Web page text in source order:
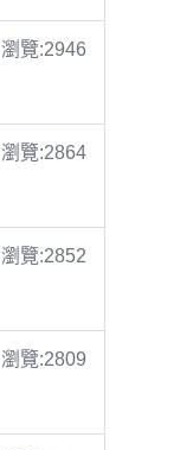
瀏覽:2946
瀏覽:2864
瀏覽:2852
瀏覽:2809